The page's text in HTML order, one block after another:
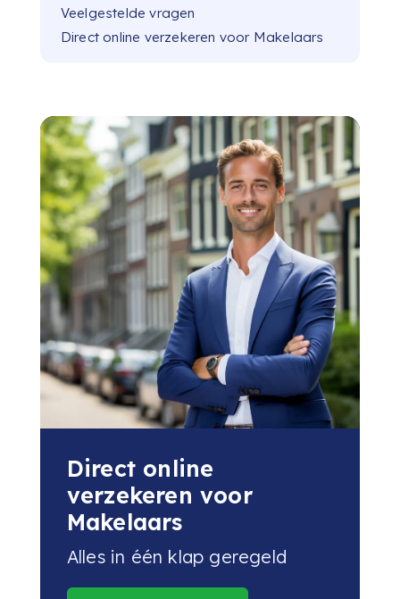
Veelgestelde vragen
Direct online verzekeren voor Makelaars
Direct online
verzekeren voor
Makelaars
Alles in één klap geregeld